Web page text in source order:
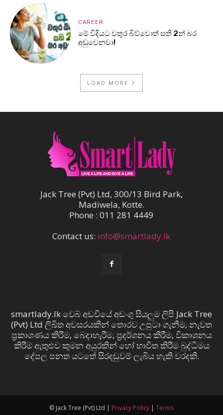
CAREER
මේ විදියට වතුර බිව්වොත් සති 2න් බර
අඩුවෙනවා!
LOAD MORE
Jack Tree (Pvt) Ltd, 300/13 Bird Park,
Madiwela, Kotte.
Phone : 011 281 4449
Contact us: info@smartlady.lk
smartlady.lk වෙබ් අඩවියේ අඩංගු සියලුම ලිපි Jack Tree
(Pvt) Ltd ලිඛිත අවසරයකින් තොරව උපුටා ගැනීම, නැවත
ප්‍රකාශණය කිරීම, බෙදාහැරීම, ප්‍රදර්ශනය කිරීම, විකාශනය
කිරීම ඇතුළුව කුමන අයුරකින් හෝ භාවිත කිරීම බුද්ධිමය
දේපල පනත යටතේ සිරදඬුවම් ලැබිය හැකි වරදකි.
© Jack Tree (Pvt) Ltd | Privacy Policy | Terms